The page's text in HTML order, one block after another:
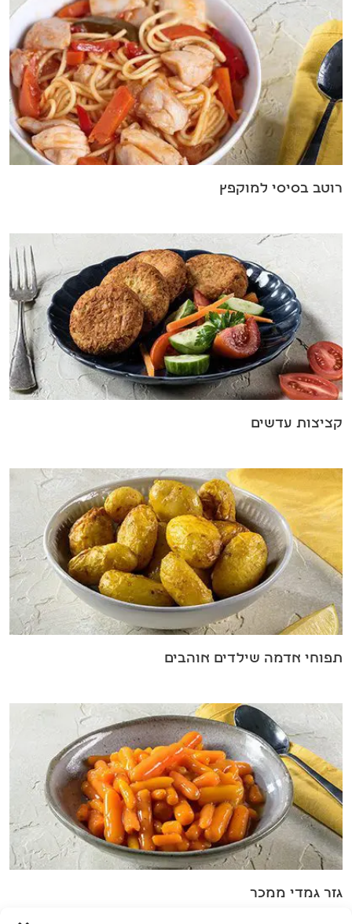
רוטב בסיסי למוקפץ
קציצות עדשים
תפוחי אדמה שילדים אוהבים
גזר גמדי ממכר